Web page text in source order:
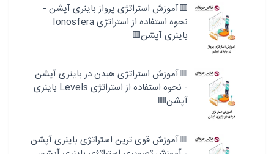
🟥آموزش استراتژی پرواز باینری آپشن -
نحوه استفاده از استراتژی Ionosfera
باینری آپشن🟥
🟥آموزش استراتژی هیدن در باینری آپشن
- نحوه استفاده از استراتژی Levels باینری
آپشن🟥
🟥آموزش قوی ترین استراتژی باینری آپشن